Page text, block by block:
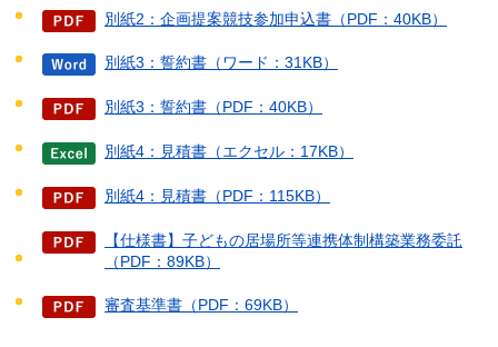
別紙2：企画提案競技参加申込書（PDF：40KB）
別紙3：誓約書（ワード：31KB）
別紙3：誓約書（PDF：40KB）
別紙4：見積書（エクセル：17KB）
別紙4：見積書（PDF：115KB）
【仕様書】子どもの居場所等連携体制構築業務委託
（PDF：89KB）
審査基準書（PDF：69KB）